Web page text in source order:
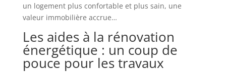
un logement plus confortable et plus sain, une
valeur immobilière accrue…
Les aides à la rénovation
énergétique : un coup de
pouce pour les travaux